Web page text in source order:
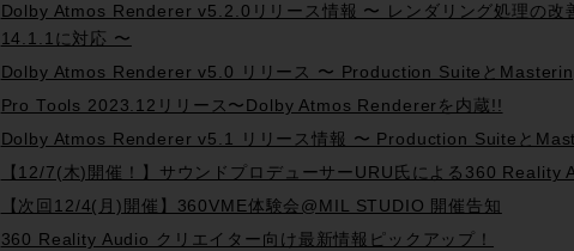
Dolby Atmos Renderer v5.2.0リリース情報 〜 レンダリング処理の
14.1.1に対応 〜
Dolby Atmos Renderer v5.0 リリース 〜 Production Suiteと
Pro Tools 2023.12リリース〜Dolby Atmos Rendererを内蔵!!
Dolby Atmos Renderer v5.1 リリース情報 〜 Production Suiteと
【12/7(木)開催！】サウンドプロデューサーURU氏による360
【次回12/4(月)開催】360VME体験会@MIL STUDIO 開催告知
360 Reality Audio クリエイター向け最新情報ピックアップ！